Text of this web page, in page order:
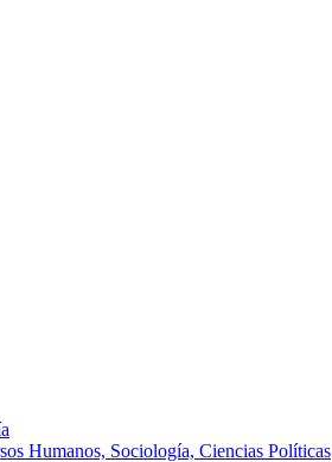
Humanos, Sociología, Ciencias Políticas